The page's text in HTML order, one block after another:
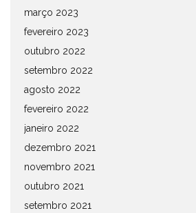
março 2023
fevereiro 2023
outubro 2022
setembro 2022
agosto 2022
fevereiro 2022
janeiro 2022
dezembro 2021
novembro 2021
outubro 2021
setembro 2021